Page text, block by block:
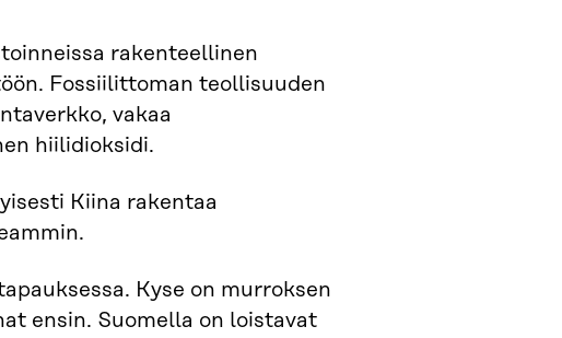
rakenteellinen
Fossiilittoman teollisuuden
vakaa
hiilidioksidi.
Kiina rakentaa
Kyse on murroksen
ensin. Suomella on loistavat